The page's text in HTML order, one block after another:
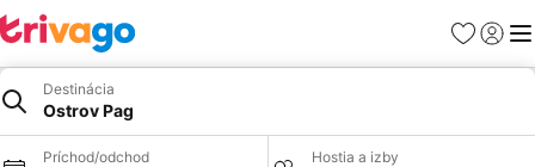
Obľúbené
Destinácia
Ostrov Pag
Príchod/odchod Hostia a izby